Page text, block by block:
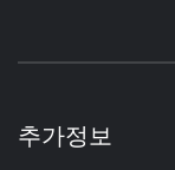
추가정보